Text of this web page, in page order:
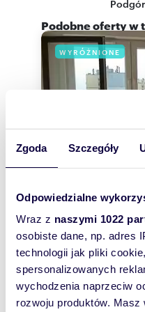
Zgoda Szczegóły
Odpowiedzialne
Wraz z naszymi 1022
osobiste dane, np. adres
technologii jak pliki
spersonalizowanych
wychodzenia naprzeciw
rozwoju produktów.
Podobne oferty w
WYRÓŻNIONE
Nowoczesne 41 m² - Podgórze Duchackie -
balkon i
2 100 zł /mc +